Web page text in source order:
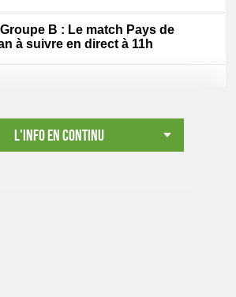
B : Le match Pays de
à suivre en direct à 11h
L'info en continu